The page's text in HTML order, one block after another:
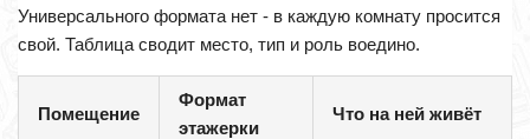
Универсального формата нет - в каждую комнату просится
свой. Таблица сводит место, тип и роль воедино.
Помещение
Формат
этажерки
Что на ней живёт